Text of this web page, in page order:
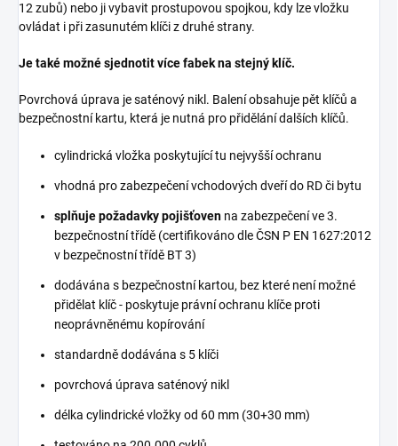
12 zubů) nebo ji vybavit prostupovou spojkou, kdy lze vložku
ovládat i při zasunutém klíči z druhé strany.
Je také možné sjednotit více fabek na stejný klíč.
Povrchová úprava je saténový nikl. Balení obsahuje pět klíčů a
bezpečnostní kartu, která je nutná pro přidělání dalších klíčů.
cylindrická vložka poskytující tu nejvyšší ochranu
vhodná pro zabezpečení vchodových dveří do RD či bytu
splňuje požadavky pojišťoven na zabezpečení ve 3.
bezpečnostní třídě (certifikováno dle ČSN P EN 1627:2012
v bezpečnostní třídě BT 3)
dodávána s bezpečnostní kartou, bez které není možné
přidělat klíč - poskytuje právní ochranu klíče proti
neoprávněnému kopírování
standardně dodávána s 5 klíči
povrchová úprava saténový nikl
délka cylindrické vložky od 60 mm (30+30 mm)